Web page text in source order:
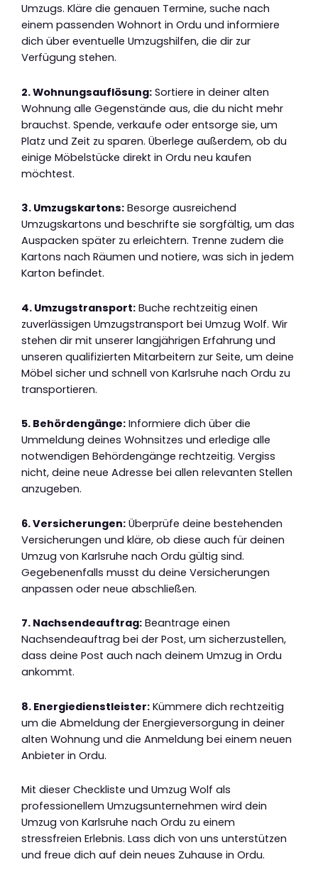
Umzugs. Kläre die genauen Termine, suche nach
einem passenden Wohnort in Ordu und informiere
dich über eventuelle Umzugshilfen, die dir zur
Verfügung stehen.
2. Wohnungsauflösung: Sortiere in deiner alten
Wohnung alle Gegenstände aus, die du nicht mehr
brauchst. Spende, verkaufe oder entsorge sie, um
Platz und Zeit zu sparen. Überlege außerdem, ob du
einige Möbelstücke direkt in Ordu neu kaufen
möchtest.
3. Umzugskartons: Besorge ausreichend
Umzugskartons und beschrifte sie sorgfältig, um das
Auspacken später zu erleichtern. Trenne zudem die
Kartons nach Räumen und notiere, was sich in jedem
Karton befindet.
4. Umzugstransport: Buche rechtzeitig einen
zuverlässigen Umzugstransport bei Umzug Wolf. Wir
stehen dir mit unserer langjährigen Erfahrung und
unseren qualifizierten Mitarbeitern zur Seite, um deine
Möbel sicher und schnell von Karlsruhe nach Ordu zu
transportieren.
5. Behördengänge: Informiere dich über die
Ummeldung deines Wohnsitzes und erledige alle
notwendigen Behördengänge rechtzeitig. Vergiss
nicht, deine neue Adresse bei allen relevanten Stellen
anzugeben.
6. Versicherungen: Überprüfe deine bestehenden
Versicherungen und kläre, ob diese auch für deinen
Umzug von Karlsruhe nach Ordu gültig sind.
Gegebenenfalls musst du deine Versicherungen
anpassen oder neue abschließen.
7. Nachsendeauftrag: Beantrage einen
Nachsendeauftrag bei der Post, um sicherzustellen,
dass deine Post auch nach deinem Umzug in Ordu
ankommt.
8. Energiedienstleister: Kümmere dich rechtzeitig
um die Abmeldung der Energieversorgung in deiner
alten Wohnung und die Anmeldung bei einem neuen
Anbieter in Ordu.
Mit dieser Checkliste und Umzug Wolf als
professionellem Umzugsunternehmen wird dein
Umzug von Karlsruhe nach Ordu zu einem
stressfreien Erlebnis. Lass dich von uns unterstützen
und freue dich auf dein neues Zuhause in Ordu.